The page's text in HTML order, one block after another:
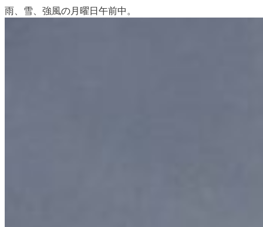
雨、雪、強風の月曜日午前中。